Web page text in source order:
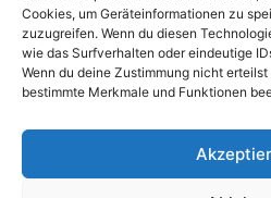
Cookies, um Geräteinformationen zu
zuzugreifen. Wenn du diesen
wie das Surfverhalten oder eindeutige
Wenn du deine Zustimmung nicht
bestimmte Merkmale und Funktionen
Datenschutzerklärung
Cookie-Richtlinie (EU)